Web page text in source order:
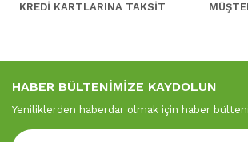
KREDİ KARTLARINA TAKSİT
HABER BÜLTENİMİZE KAYDOLUN
Yeniliklerden haberdar olmak için haber